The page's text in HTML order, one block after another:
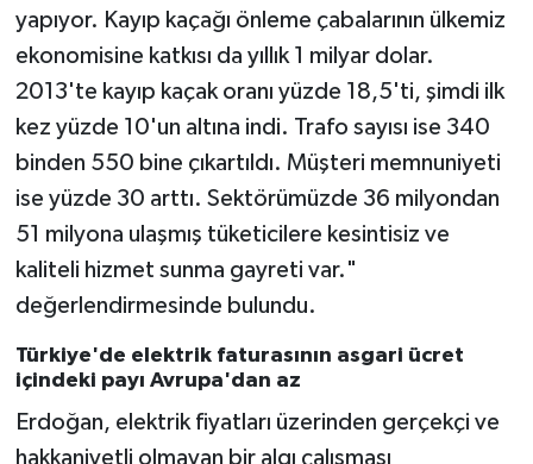
yapıyor. Kayıp kaçağı önleme çabalarının ülkemiz
ekonomisine katkısı da yıllık 1 milyar dolar.
2013'te kayıp kaçak oranı yüzde 18,5'ti, şimdi ilk
kez yüzde 10'un altına indi. Trafo sayısı ise 340
binden 550 bine çıkartıldı. Müşteri memnuniyeti
ise yüzde 30 arttı. Sektörümüzde 36 milyondan
51 milyona ulaşmış tüketicilere kesintisiz ve
kaliteli hizmet sunma gayreti var."
değerlendirmesinde bulundu.
Türkiye'de elektrik faturasının asgari ücret
içindeki payı Avrupa'dan az
Erdoğan, elektrik fiyatları üzerinden gerçekçi ve
hakkaniyetli olmayan bir algı çalışması